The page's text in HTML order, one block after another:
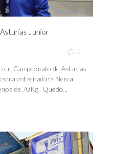
Junior
0
en Campeonato de Asturias
entrenadora Nerea
de 70Kg. Quedó...